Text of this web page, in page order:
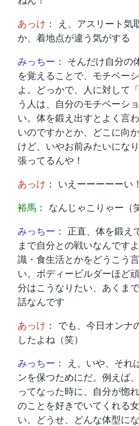
あっけ ： え、アスリート気
か、着地点が違う気がする
みっちー ： そんだけ自分の
を覚えることで、モチベー
よ。どっかで、人に対して
う人は、自分のモチベーシ
い。体を鍛え出すとよく言
いのですかとか、どこに向
けど、いやお前みたいにな
張ってるんや！
あっけ ： いえーーーーーい
裕馬 ： なんじゃこりゃー（
みっちー ： 正直、体を鍛え
まで自分との戦いなんです
識・食生活とかをどうこう
い。ボディービルダーほど
分はこうなりたい、あくま
話なんです
あっけ ： でも、今日オンナ
したよね（笑）
みっちー ： え、いや、それ
ンを保つためにだ。例えば
ってなった時に、自分が惚
のことを好きでいてくれる
い。どうせ、どんな体型に